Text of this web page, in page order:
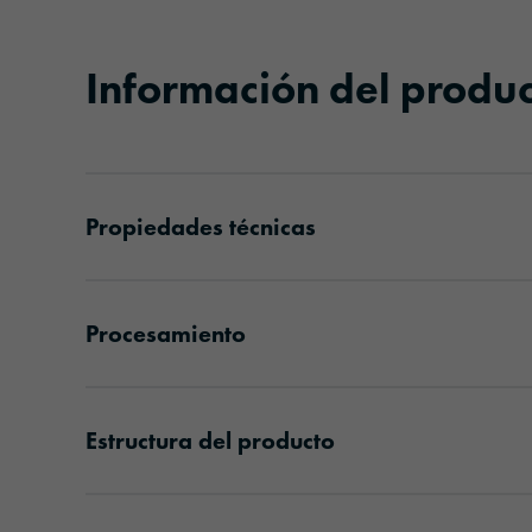
Información del
Propiedades técnicas
Procesamiento
Estructura del producto